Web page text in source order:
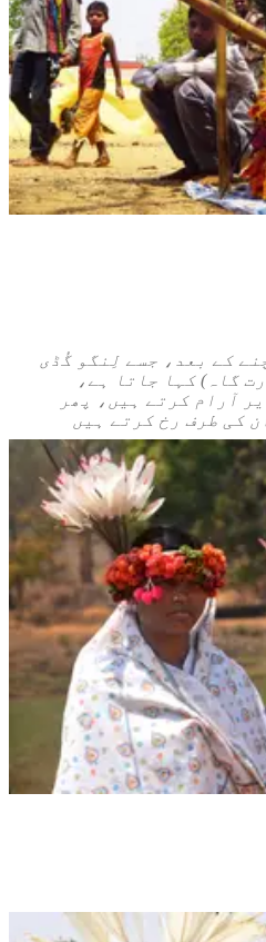
کے بعد، جسے لِنگو گُڈی
گاہ) کہا جاتا ہے،
آرام کرتے ہیں، پھر
کی طرف رخ کرتے ہیں